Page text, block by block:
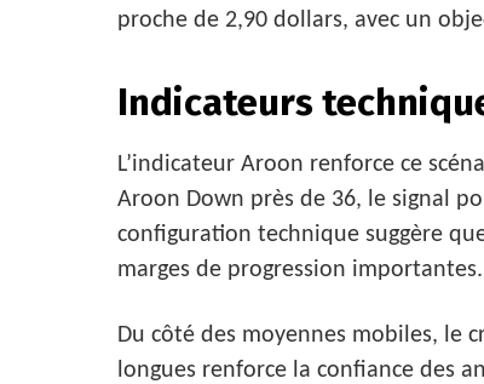
proche de 2,90 dollars, avec un
Indicateurs
L’indicateur Aroon renforce ce
Aroon Down près de 36, le signal
configuration technique suggère
marges de progression importantes.
Du côté des moyennes mobiles, le
longues renforce la confiance des